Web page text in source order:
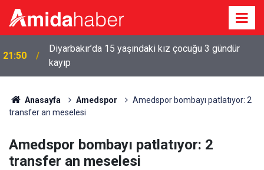
21:39 Mardin 1969 Spor, 1. Lig’e puanla başladı
Anasayfa Amedspor
Amedspor bombayı patlatıyor: 2
transfer an meselesi
Amedspor bombayı patlatıyor: 2
transfer an meselesi